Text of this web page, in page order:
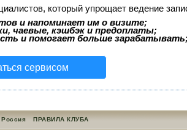
который упрощает ведение
и напоминает им о визите;
чаевые, кэшбэк и предоплаты;
и помогает больше
сервисом
ПРАВИЛА КЛУБА